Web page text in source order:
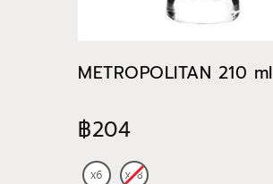
METROPOLITAN 210 ml
฿204